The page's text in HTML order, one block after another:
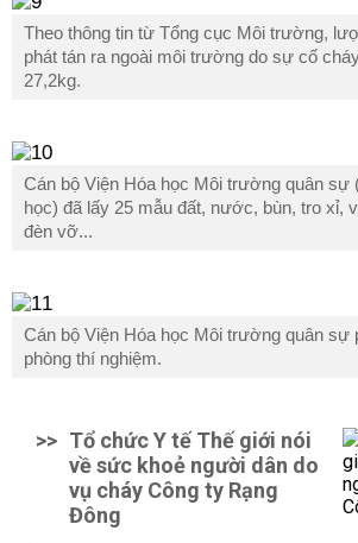
Theo thông tin từ Tổng cục Môi trường,
phát tán ra ngoài môi trường do sự cố
27,2kg.
Cán bộ Viện Hóa học Môi trường quân sự
học) đã lấy 25 mẫu đất, nước, bùn, tro xỉ,
đèn vỡ...
Cán bộ Viện Hóa học Môi trường quân sự
phòng thí nghiệm.
>> Tổ chức Y tế Thế giới nói
về sức khoẻ người dân do
vụ cháy Công ty Rạng
Đông